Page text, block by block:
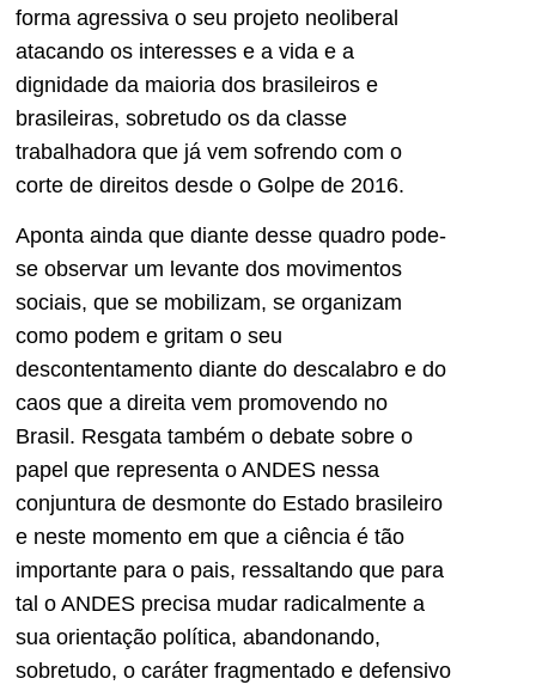
forma agressiva o seu projeto neoliberal
atacando os interesses e a vida e a
dignidade da maioria dos brasileiros e
brasileiras, sobretudo os da classe
trabalhadora que já vem sofrendo com o
corte de direitos desde o Golpe de 2016.
Aponta ainda que diante desse quadro pode-
se observar um levante dos movimentos
sociais, que se mobilizam, se organizam
como podem e gritam o seu
descontentamento diante do descalabro e do
caos que a direita vem promovendo no
Brasil. Resgata também o debate sobre o
papel que representa o ANDES nessa
conjuntura de desmonte do Estado brasileiro
e neste momento em que a ciência é tão
importante para o pais, ressaltando que para
tal o ANDES precisa mudar radicalmente a
sua orientação política, abandonando,
sobretudo, o caráter fragmentado e defensivo